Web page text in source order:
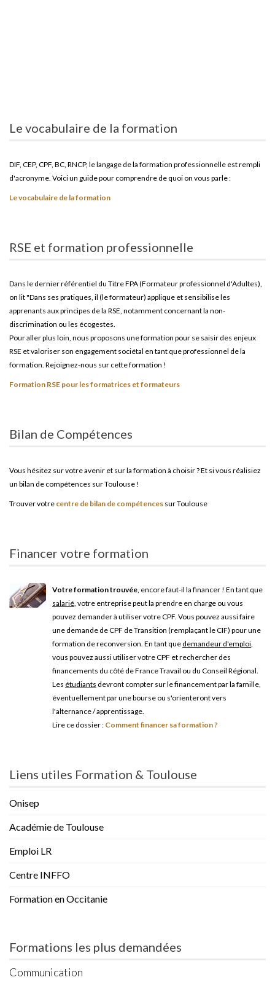
Le vocabulaire de la formation
DIF, CEP, CPF, BC, RNCP, le langage de la formation professionnelle est rempli
d'acronyme. Voici un guide pour comprendre de quoi on vous parle :
Le vocabulaire de la formation
RSE et formation professionnelle
Dans le dernier référentiel du Titre FPA (Formateur professionnel d'Adultes),
on lit "Dans ses pratiques, il (le formateur) applique et sensibilise les
apprenants aux principes de la RSE, notamment concernant la non-
discrimination ou les écogestes.
Pour aller plus loin, nous proposons une formation pour se saisir des enjeux
RSE et valoriser son engagement sociétal en tant que professionnel de la
formation. Rejoignez-nous sur cette formation !
Formation RSE pour les formatrices et formateurs
Bilan de Compétences
Vous hésitez sur votre avenir et sur la formation à choisir ? Et si vous réalisiez
un bilan de compétences sur Toulouse !
Trouver votre centre de bilan de compétences sur Toulouse
Financer votre formation
Votre formation trouvée, encore faut-il la financer ! En tant que
salarié, votre entreprise peut la prendre en charge ou vous
pouvez demander à utiliser votre CPF. Vous pouvez aussi faire
une demande de CPF de Transition (remplaçant le CIF) pour une
formation de reconversion. En tant que demandeur d'emploi,
vous pouvez aussi utiliser votre CPF et rechercher des
financements du côté de France Travail ou du Conseil Régional.
Les étudiants devront compter sur le financement par la famille,
éventuellement par une bourse ou s'orienteront vers
l'alternance / apprentissage.
Lire ce dossier : Comment financer sa formation ?
Liens utiles Formation & Toulouse
Onisep
Académie de Toulouse
Emploi LR
Centre INFFO
Formation en Occitanie
Formations les plus demandées
Communication